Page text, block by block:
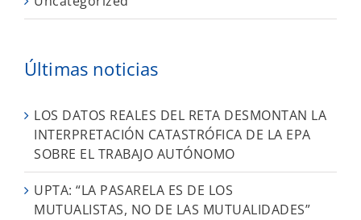
Últimas noticias
LOS DATOS REALES DEL RETA DESMONTAN LA
INTERPRETACIÓN CATASTRÓFICA DE LA EPA
SOBRE EL TRABAJO AUTÓNOMO
UPTA: “LA PASARELA ES DE LOS
MUTUALISTAS, NO DE LAS MUTUALIDADES”